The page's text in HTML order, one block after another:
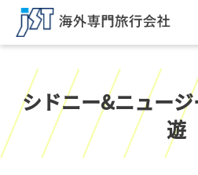
シドニー&ニュー
遊